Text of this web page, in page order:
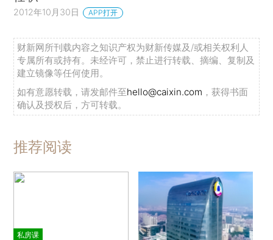
2012年10月30日 APP打开
财新网所刊载内容之知识产权为财新传媒及/或相关权利人
专属所有或持有。未经许可，禁止进行转载、摘编、复制及
建立镜像等任何使用。
如有意愿转载，请发邮件至hello@caixin.com ，获得书面
确认及授权后，方可转载。
推荐阅读
私房课